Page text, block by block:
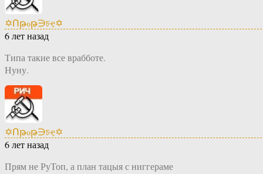
✡Ոթℴթ∋চҿ✡
6 лет назад
Типа такие все врабботе.
Нуну.
✡Ոթℴթ∋চҿ✡
6 лет назад
Прям не РуТоп, а план тацыя с ниггераме